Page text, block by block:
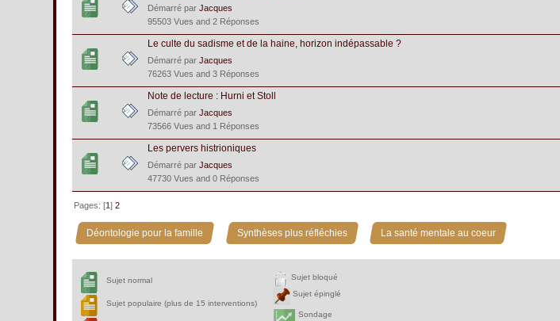
Démarré parJacques
95503 Vues and 2 Réponses
Le culte du sadisme et de la haine, horizon indépassable ?
Démarré parJacques
76263 Vues and 3 Réponses
Note de lecture : Hurni et Stoll
Démarré parJacques
73566 Vues and 1 Réponses
Les pervers histrioniques
Démarré parJacques
47730 Vues and 0 Réponses
Pages: [1]2
Déontologie pour la famille » Synthèses plus réfléchies » La santé mentale au coeur
Sujet normal
Sujet populaire (plus de 15 interventions)
Sujet bloqué
Sujet épinglé
Sondage